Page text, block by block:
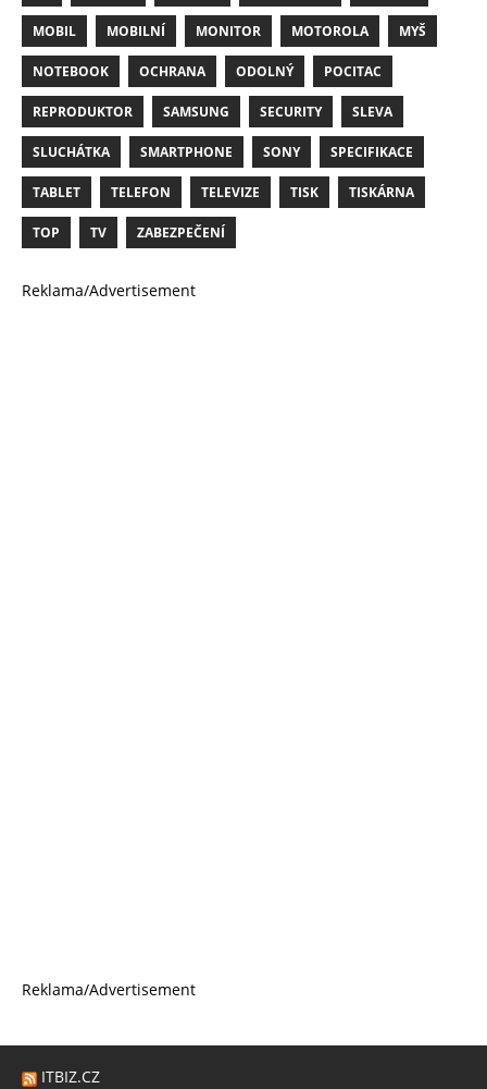
MOBIL MOBILNÍ MONITOR MOTOROLA MYŠ
NOTEBOOK OCHRANA ODOLNÝ POCITAC
REPRODUKTOR SAMSUNG SECURITY SLEVA
SLUCHÁTKA SMARTPHONE SONY SPECIFIKACE
TABLET TELEFON TELEVIZE TISK TISKÁRNA
TOP TV ZABEZPEČENÍ
Reklama/Advertisement
Reklama/Advertisement
ITBIZ.CZ